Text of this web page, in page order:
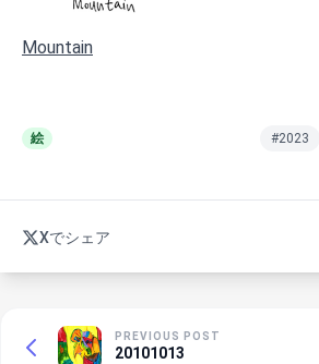
Mountain
絵 #2023
Xでシェア
PREVIOUS POST
20101013